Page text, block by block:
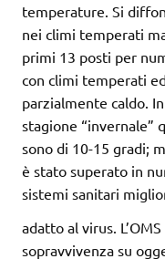
temperature. Si
nei climi temperati
primi 13 posti per
con climi temperati
parzialmente caldo.
stagione “invernale”
sono di 10-15 gradi;
è stato superato in
sistemi sanitari
adatto al virus.
sopravvivenza su